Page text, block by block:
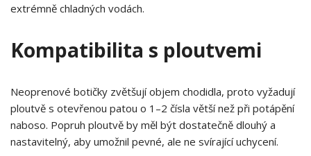
extrémně chladných vodách.
Kompatibilita s ploutvemi
Neoprenové botičky zvětšují objem chodidla, proto vyžadují
ploutvě s otevřenou patou o 1–2 čísla větší než při potápění
naboso. Popruh ploutvě by měl být dostatečně dlouhý a
nastavitelný, aby umožnil pevné, ale ne svírající uchycení.